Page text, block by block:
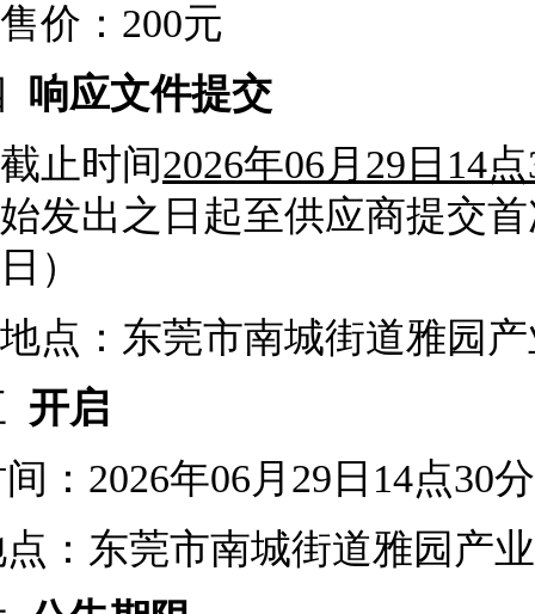
售价： 200元
响应文件提交
截止时间2026年06月 29 日 14点
始发出之日起至供应商提交
日）
地点： 东莞市南城街道雅园
开启
： 2026年06月 29 日 14点30
： 东莞市南城街道雅园产